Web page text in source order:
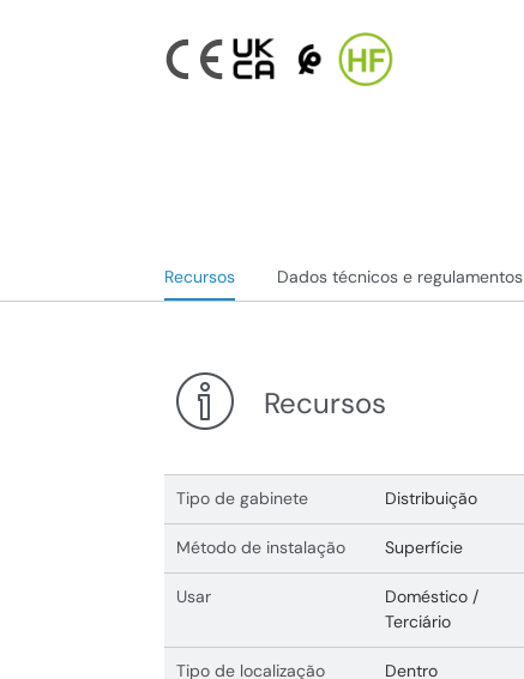
Recursos Dados técnicos e regulamentos
Recursos
Tipo de gabinete Distribuição
Método de instalação Superfície
Usar
Doméstico /
Terciário
Tipo de localização Dentro